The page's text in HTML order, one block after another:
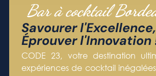
Bar à cocktail
Savourer l'Excellence,
Éprouver l'Innovation
CODE 23, votre destination
expériences de cocktail